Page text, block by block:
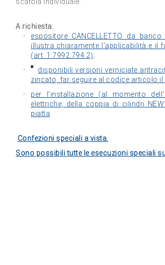
A richiesta:
espositore CANCELLETTO da
illustra chiaramente l'applicabilità e il
(art. 1.7992.794.2);
disponibili versioni verniciate
zincato, far seguire al codice articolo
per l'installazione (al momento
elettriche, della coppia di cilindri NEW
piatta
Confezioni speciali a vista.
Sono possibili tutte le esecuzioni speciali